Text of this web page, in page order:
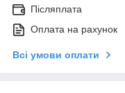
Післяплата
Оплата на рахунок
Всі умови оплати